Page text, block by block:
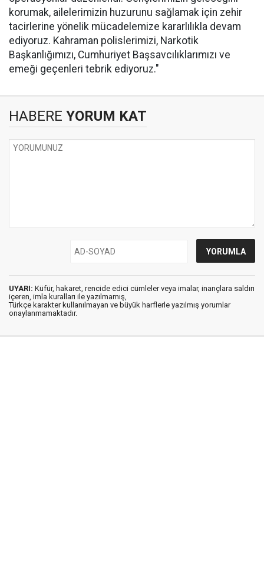
korumak, ailelerimizin huzurunu sağlamak için zehir
tacirlerine yönelik mücadelemize kararlılıkla devam
ediyoruz. Kahraman polislerimizi, Narkotik
Başkanlığımızı, Cumhuriyet Başsavcılıklarımızı ve
emeği geçenleri tebrik ediyoruz."
HABERE YORUM KAT
UYARI: Küfür, hakaret, rencide edici cümleler veya imalar, inançlara saldırı
içeren, imla kuralları ile yazılmamış,
Türkçe karakter kullanılmayan ve büyük harflerle yazılmış yorumlar
onaylanmamaktadır.